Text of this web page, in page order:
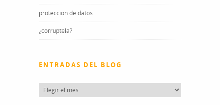
proteccion de datos
¿corruptela?
ENTRADAS DEL BLOG
Entradas
del